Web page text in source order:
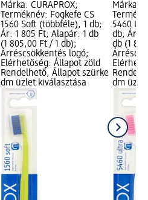
Márka: CURAPROX;
Terméknév: Fogkefe CS
1560 Soft (többféle), 1 db;
Ár: 1 805 Ft; Alapár: 1 db
(1 805,00 Ft / 1 db);
Árréscsökkentés logó;
Elérhetőség: Állapot zöld
Rendelhető, Állapot szürke
dm üzlet kiválasztása
Márka:
5460
db; Ár: 1
db (1
dm